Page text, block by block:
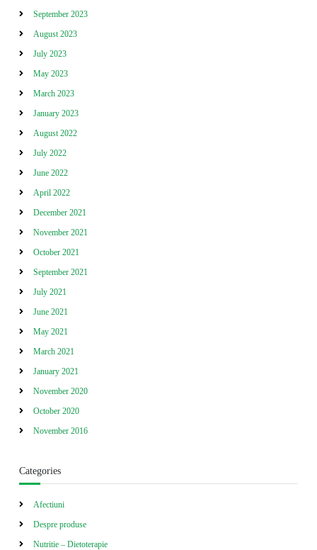
September 2023
August 2023
July 2023
May 2023
March 2023
January 2023
August 2022
July 2022
June 2022
April 2022
December 2021
November 2021
October 2021
September 2021
July 2021
June 2021
May 2021
March 2021
January 2021
November 2020
October 2020
November 2016
Categories
Afectiuni
Despre produse
Nutritie – Dietoterapie